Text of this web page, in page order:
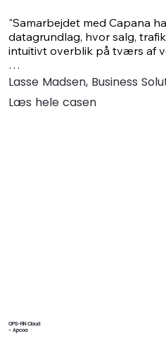
"Samarbejdet med Capana
datagrundlag, hvor salg,
intuitivt overblik på tværs af
Vi kan nu bedre se, hvordan
forbedre vores
evne til at skalere effektivt."
Lasse Madsen, Business
Læs hele casen
OPS-FIN Cloud
- Apcoa